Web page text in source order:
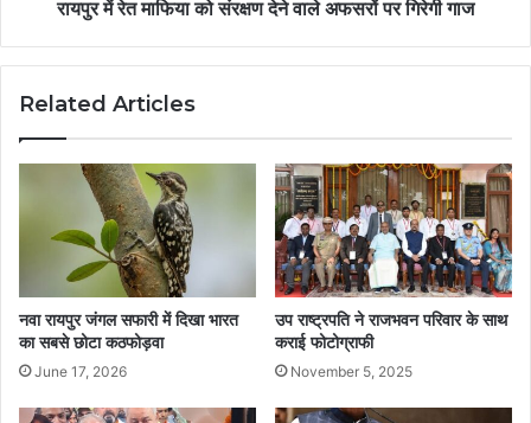
रायपुर में रेत माफिया को संरक्षण देने वाले अफसरों पर गिरेगी गाज
Related Articles
नवा रायपुर जंगल सफारी में दिखा भारत
का सबसे छोटा कठफोड़वा
June 17, 2026
उप राष्ट्रपति ने राजभवन परिवार के साथ
कराई फोटोग्राफी
November 5, 2025